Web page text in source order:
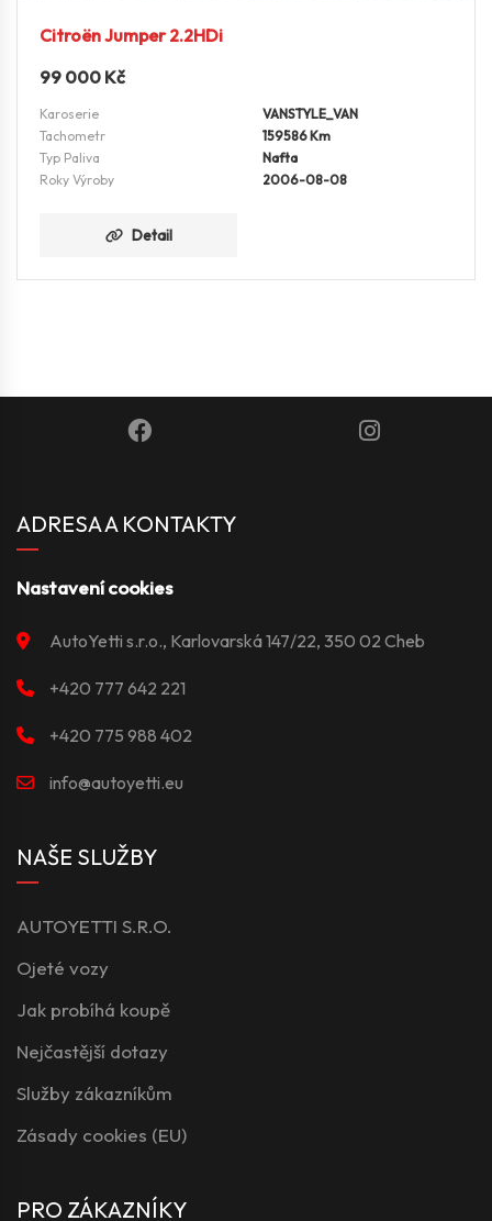
Citroën Jumper 2.2HDi
99 000 Kč
Karoserie
VANSTYLE_VAN
Tachometr
159586 Km
Typ Paliva
Nafta
Roky Výroby
2006-08-08
Detail
ADRESA A KONTAKTY
Nastavení cookies
AutoYetti s.r.o., Karlovarská 147/22, 350 02 Cheb
+420 777 642 221
+420 775 988 402
info@autoyetti.eu
NAŠE SLUŽBY
AUTOYETTI S.R.O.
Ojeté vozy
Jak probíhá koupě
Nejčastější dotazy
Služby zákazníkům
Zásady cookies (EU)
PRO ZÁKAZNÍKY